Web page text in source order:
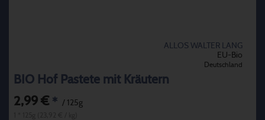
ALLOS WALTER LANG
EU-Bio
Deutschland
BIO Hof Pastete mit Kräutern
2,99 € * / 125g